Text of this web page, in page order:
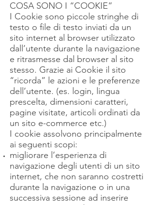
COSA SONO I “COOKIE”
I Cookie sono piccole stringhe di
testo o file di testo inviati da un
sito internet al browser utilizzato
dall’utente durante la navigazione
e ritrasmesse dal browser al sito
stesso. Grazie ai Cookie il sito
“ricorda” le azioni e le preferenze
dell’utente. (es. login, lingua
prescelta, dimensioni caratteri,
pagine visitate, articoli ordinati da
un sito e-commerce etc.)
I cookie assolvono principalmente
ai seguenti scopi:
migliorare l’esperienza di
navigazione degli utenti di un sito
internet, che non saranno costretti
durante la navigazione o in una
successiva sessione ad inserire